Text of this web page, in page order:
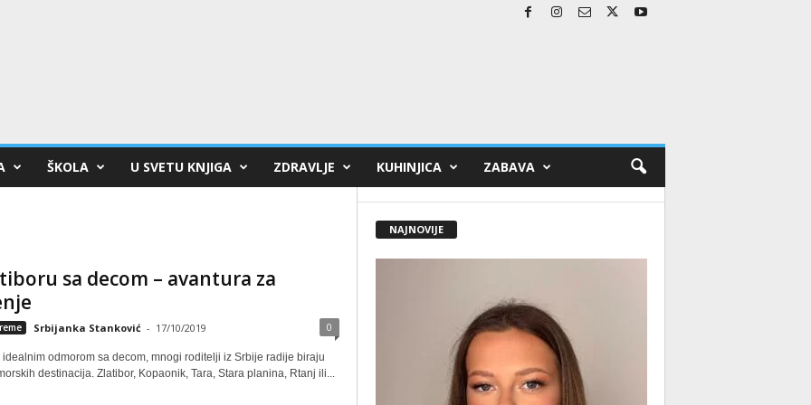
ŠKOLA U SVETU KNJIGA ZDRAVLJE KUHINJICA ZABAVA
sa decom – avantura za
Srbijanka Stanković - 17/10/2019 0
idealnim odmorom sa decom, mnogi roditelji iz Srbije radije biraju
destinacija. Zlatibor, Kopaonik, Tara, Stara planina, Rtanj ili...
NAJNOVIJE